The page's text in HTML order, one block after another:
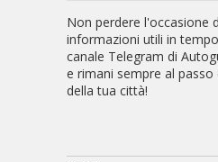
Non perdere l'occasione
informazioni utili in
canale Telegram di
e rimani sempre al
della tua città!